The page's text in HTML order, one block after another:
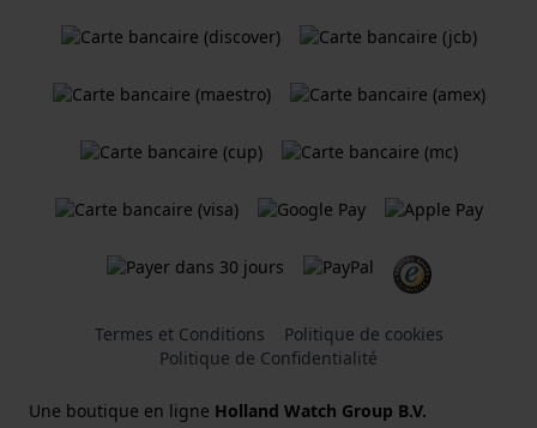
Termes et Conditions
Politique de cookies
Politique de Confidentialité
Une boutique en ligne Holland Watch Group B.V.